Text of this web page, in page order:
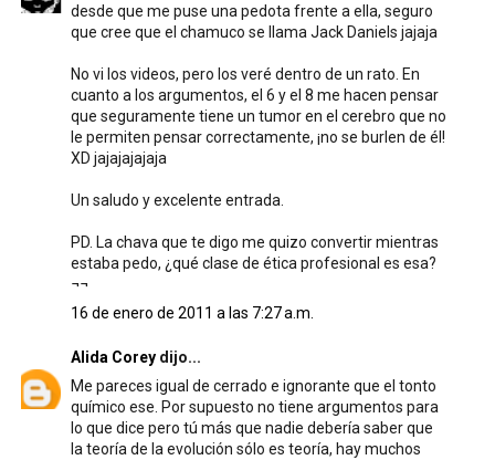
desde que me puse una pedota frente a ella, seguro
que cree que el chamuco se llama Jack Daniels jajaja
No vi los videos, pero los veré dentro de un rato. En
cuanto a los argumentos, el 6 y el 8 me hacen pensar
que seguramente tiene un tumor en el cerebro que no
le permiten pensar correctamente, ¡no se burlen de él!
XD jajajajajaja
Un saludo y excelente entrada.
PD. La chava que te digo me quizo convertir mientras
estaba pedo, ¿qué clase de ética profesional es esa?
¬¬
16 de enero de 2011 a las 7:27 a.m.
Alida Coreydijo...
Me pareces igual de cerrado e ignorante que el tonto
químico ese. Por supuesto no tiene argumentos para
lo que dice pero tú más que nadie debería saber que
la teoría de la evolución sólo es teoría, hay muchos